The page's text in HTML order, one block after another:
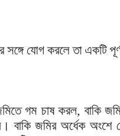
যোগ করলে তা একটি পূর্ণ
গম চাষ করল, বাকি
বাকি জমির অর্ধেক অংশে